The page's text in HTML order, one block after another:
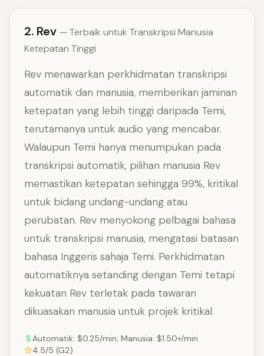
2. Rev — Terbaik untuk Transkripsi Manusia
Ketepatan Tinggi
Rev menawarkan perkhidmatan transkripsi
automatik dan manusia, memberikan jaminan
ketepatan yang lebih tinggi daripada Temi,
terutamanya untuk audio yang mencabar.
Walaupun Temi hanya menumpukan pada
transkripsi automatik, pilihan manusia Rev
memastikan ketepatan sehingga 99%, kritikal
untuk bidang undang-undang atau
perubatan. Rev menyokong pelbagai bahasa
untuk transkripsi manusia, mengatasi batasan
bahasa Inggeris sahaja Temi. Perkhidmatan
automatiknya setanding dengan Temi tetapi
kekuatan Rev terletak pada tawaran
dikuasakan manusia untuk projek kritikal.
Automatik: $0.25/min; Manusia: $1.50+/min
4.5/5 (G2)